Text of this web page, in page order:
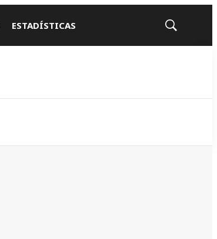
ESTADÍSTICAS
Mostrar